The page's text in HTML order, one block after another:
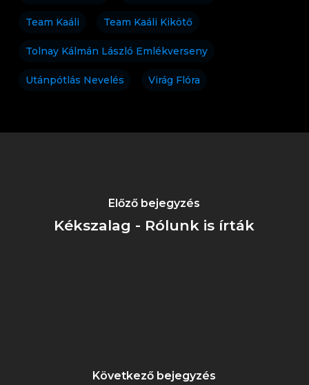
Team Kaáli Team Kaáli Kikötő
Tolnay Kálmán László Emlékverseny
Utánpótlás Nevelés Virág Flóra
Előző bejegyzés
Kékszalag - Rólunk is írták
Következő bejegyzés